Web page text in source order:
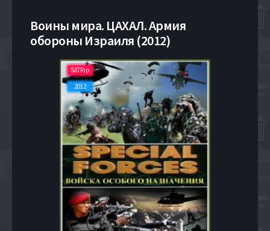
Воины мира. ЦАХАЛ. Армия
обороны Израиля (2012)
SATRip
2012